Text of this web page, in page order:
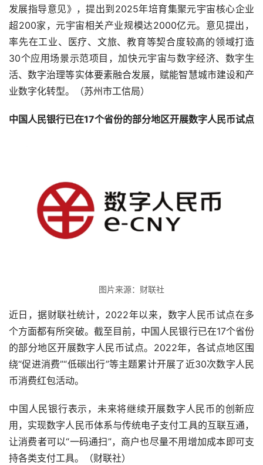
发展指导意见》，提出到2025年培育集聚元宇宙核心企业
超200家，元宇宙相关产业规模达2000亿元。意见提出，
率先在工业、医疗、文旅、教育等契合度较高的领域打造
30个应用场景示范项目，加快元宇宙与数字经济、数字生
活、数字治理等实体要素融合发展，赋能智慧城市建设和产
业数字化转型。（苏州市工信局）
中国人民银行已在17个省份的部分地区开展数字人民币试点
图片来源：财联社
近日，据财联社统计，2022年以来，数字人民币试点在多
个方面都有所突破。截至目前，中国人民银行已在17个省份
的部分地区开展数字人民币试点。2022年，各试点地区围
绕“促进消费”“低碳出行”等主题累计开展了近30次数字人民
币消费红包活动。
中国人民银行表示，未来将继续开展数字人民币的创新应
用，实现数字人民币体系与传统电子支付工具的互联互通，
让消费者可以“一码通扫”，商户也尽量不用增加成本即可支
持各类支付工具。（财联社）